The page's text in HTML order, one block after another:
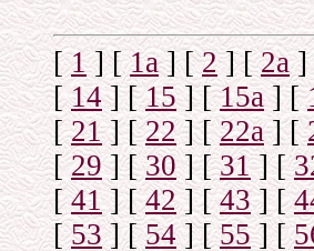
[1] [1а] [2] [2а]
[14] [15] [15a] [
[21] [22] [22a] [
[29] [30 ] [31] [
[41] [42] [43] [
[53] [54] [55] [